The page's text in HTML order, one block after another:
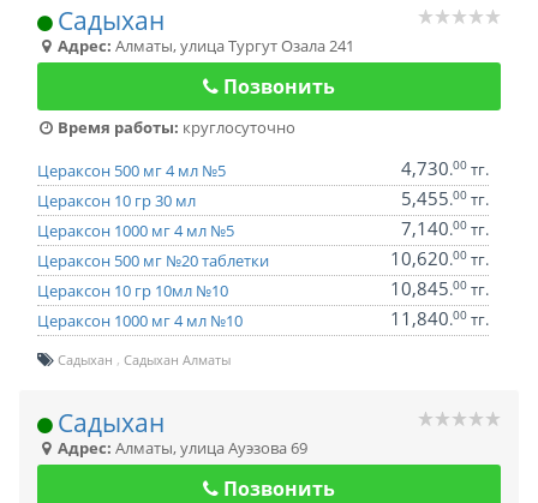
Садыхан
Адрес: Алматы,улица Тургут Озала 241
Позвонить
Время работы: круглосуточно
Цераксон 500 мг 4 мл №5
4,730.00 тг.
Цераксон 10 гр 30 мл
5,455.00 тг.
Цераксон 1000 мг 4 мл №5
7,140.00 тг.
Цераксон 500 мг №20 таблетки
10,620.00 тг.
Цераксон 10 гр 10мл №10
10,845.00 тг.
Цераксон 1000 мг 4 мл №10
11,840.00 тг.
Садыхан Садыхан Алматы
Садыхан
Адрес: Алматы,улица Ауэзова 69
Позвонить